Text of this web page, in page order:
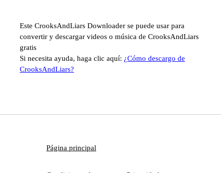
Este CrooksAndLiars Downloader se puede usar para
convertir y descargar videos o música de CrooksAndLiars
gratis
Si necesita ayuda, haga clic aquí: ¿Cómo descargo de
CrooksAndLiars?
Página principal